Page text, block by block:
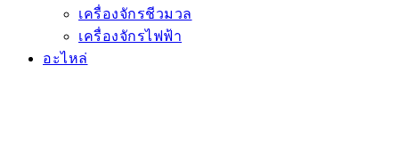
เครื่องจักรชีวมวล
เครื่องจักรไฟฟ้า
อะไหล่